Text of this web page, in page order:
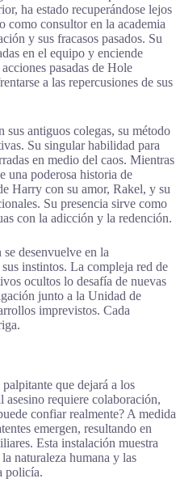
ha estado recuperándose lejos
como consultor en la academia
y sus fracasos pasados. Su
en el equipo y enciende
pasadas de Hole
a las repercusiones de sus
antiguos colegas, su método
Su singular habilidad para
en medio del caos. Mientras
una poderosa historia de
Harry con su amor, Rakel, y su
Su presencia sirve como
con la adicción y la redención.
desenvuelve en la
instintos. La compleja red de
ocultos lo desafía de nuevas
junto a la Unidad de
imprevistos. Cada
que dejará a los
asesino requiere colaboración,
confiar realmente? A medida
emergen, resultando en
Esta instalación muestra
naturaleza humana y las
policía.